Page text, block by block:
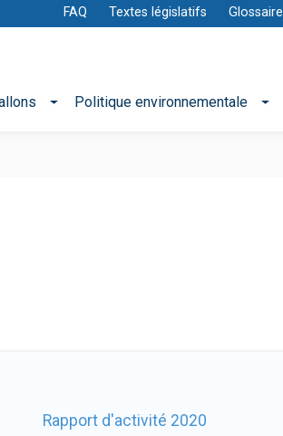
FAQ Textes législatifs Glossaire
Politique environnementale
Rapport d'activité 2020